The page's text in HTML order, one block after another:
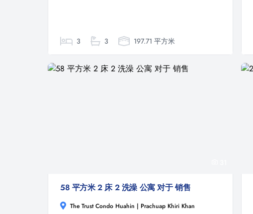
3 3 197.71 平方米
58 平方米 2 床 2 洗澡 公寓 对于 销售
The Trust Condo Huahin | Prachuap Khiri Khan